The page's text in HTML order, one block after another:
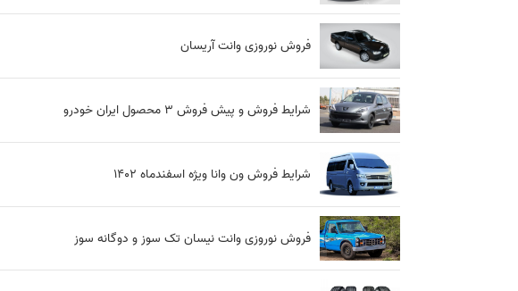
فروش نوروزی وانت آریسان
شرایط فروش و پیش فروش 3 محصول ایران خودرو
شرایط فروش ون وانا ویژه اسفندماه 1402
فروش نوروزی وانت نیسان تک سوز و دوگانه سوز